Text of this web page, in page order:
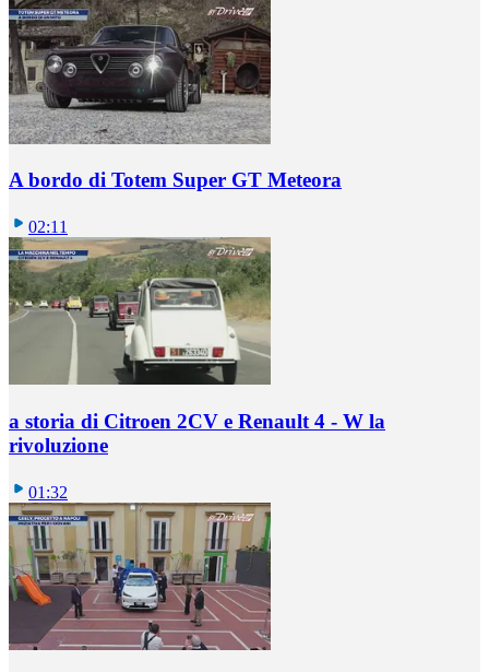
A bordo di Totem Super GT Meteora
02:11
a storia di Citroen 2CV e Renault 4 - W la
rivoluzione
01:32